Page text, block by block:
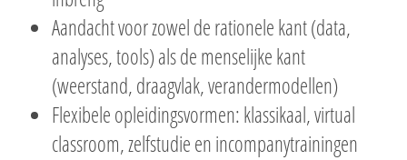
Aandacht voor zowel de rationele kant (data,
analyses, tools) als de menselijke kant
(weerstand, draagvlak, verandermodellen)
Flexibele opleidingsvormen: klassikaal, virtual
classroom, zelfstudie en incompanytrainingen